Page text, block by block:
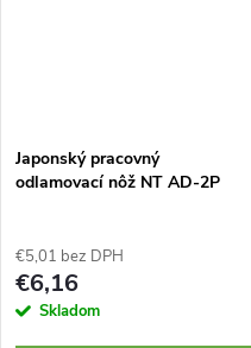
Japonský pracovný
odlamovací nôž NT AD-2P
€5,01 bez DPH
€6,16
Skladom